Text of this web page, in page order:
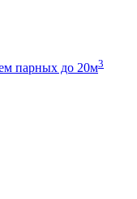
парных до 20м3